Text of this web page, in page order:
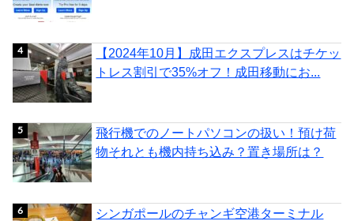
【2024年10月】成田エクスプレスはチケッ
トレス割引で35%オフ！成田移動にお...
飛行機でのノートパソコンの扱い！預け荷
物それとも機内持ち込み？置き場所は？
シンガポールのチャンギ空港ターミナル